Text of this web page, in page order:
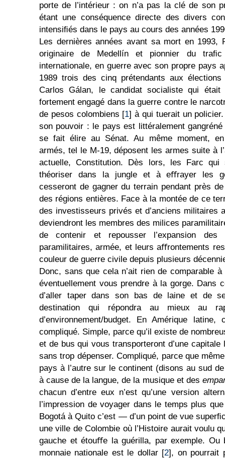
porte de l’intérieur : on n’a pas la clé de son
étant une conséquence directe des divers
intensiﬁés dans le pays au cours des années
Les dernières années avant sa mort en 1993,
originaire de Medellín et pionnier du
internationale, en guerre avec son propre pays
1989 trois des cinq prétendants aux
Carlos Gálan, le candidat socialiste qui
fortement engagé dans la guerre contre le
de pesos colombiens [1] à qui tuerait un
son pouvoir : le pays est littéralement
se fait élire au Sénat. Au même moment,
armés, tel le M-19, déposent les armes suite à
actuelle, Constitution. Dès lors, les Farc qui
théoriser dans la jungle et à eﬀrayer les
cesseront de gagner du terrain pendant près
des régions entières. Face à la montée de ce
des investisseurs privés et d’anciens militaires
deviendront les membres des milices
de contenir et repousser l’expansion
paramilitaires, armée, et leurs aﬀrontements
couleur de guerre civile depuis plusieurs
Donc, sans que cela n’ait rien de comparable
éventuellement vous prendre à la gorge. Dans
d’aller taper dans son bas de laine et de
destination qui répondra au mieux au
d’environnement/budget. En Amérique
compliqué. Simple, parce qu’il existe de
et de bus qui vous trans­porteront d’une capitale
sans trop dépenser. Compliqué, parce que
pays à l’autre sur le continent (disons au sud
à cause de la langue, de la musique et des
chacun d’entre eux n’est qu’une version
l’impression de voyager dans le temps plus
Bogotá à Quito c’est — d’un point de vue
une ville de Colombie où l’Histoire aurait voulu
gauche et étouﬀe la guérilla, par exemple. Ou
monnaie nationale est le dollar [2], on pourrait